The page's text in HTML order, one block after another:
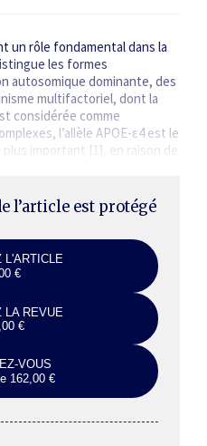
un rôle fondamental dans la
les formes
autosomique dominante, des
multifactoriel, dont la
considérée comme
l’allèle APOE-ε4 est le
important [1], en raison de
l’article est protégé
L'ARTICLE
€
LA REVUE
€
VOUS
162,00 €